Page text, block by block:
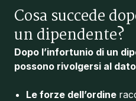
Cosa succede
un dipendente?
Dopo l’infortunio di un
possono rivolgersi al
Le forze dell’ordine